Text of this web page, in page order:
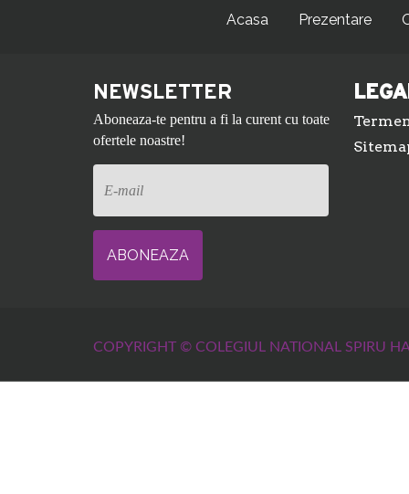
Acasa Prezentare
NEWSLETTER
Aboneaza-te pentru a fi la curent cu toate
ofertele noastre!
COPYRIGHT © COLEGIUL NATIONAL SPIRU